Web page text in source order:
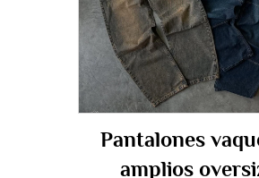
Pantalones
amplios